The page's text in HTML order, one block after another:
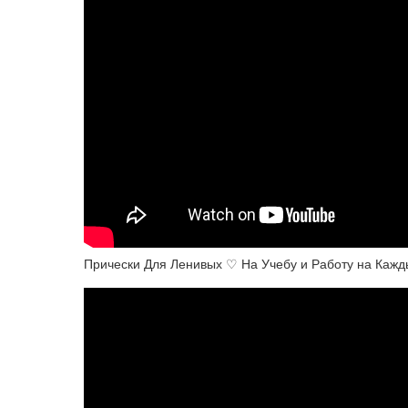
Прически Для Ленивых ♡ На Учебу и Работу на